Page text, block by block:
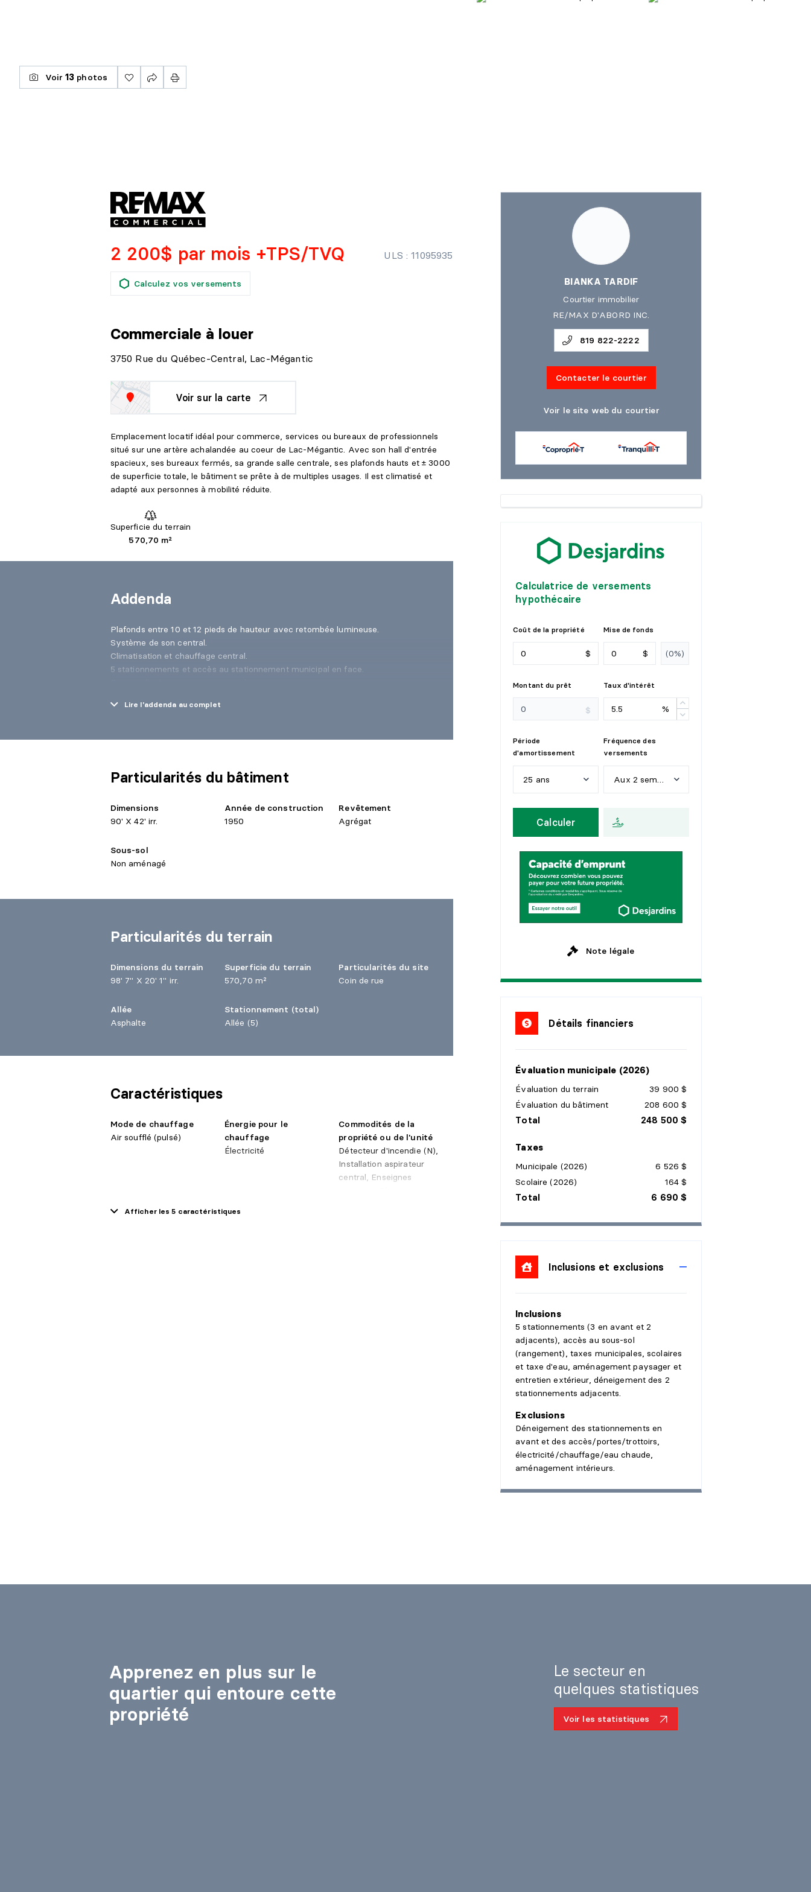
Voir 13 photos
2 200$ par mois +TPS/TVQ
Calculez vos versements
ULS : 11095935
Commerciale à louer
3750 Rue du Québec-Central, Lac-Mégantic
Voir sur la carte
Emplacement locatif idéal pour commerce, services ou bureaux de professionnels
situé sur une artère achalandée au coeur de Lac-Mégantic. Avec son hall d'entrée
spacieux, ses bureaux fermés, sa grande salle centrale, ses plafonds hauts et ± 3000
de superficie totale, le bâtiment se prête à de multiples usages. Il est climatisé et
adapté aux personnes à mobilité réduite.
Superficie du terrain
570,70 m²
Addenda
Plafonds entre 10 et 12 pieds de hauteur avec retombée lumineuse.
Système de son central.
Climatisation et chauffage central.
5 stationnements et accès au stationnement municipal en face.
2 salles d'eau.
Lire l'addenda au complet
Particularités du bâtiment
Dimensions
90' X 42' irr.
Année de construction
1950
Revêtement
Agrégat
Sous-sol
Non aménagé
Particularités du terrain
Dimensions du terrain
98' 7" X 20' 1" irr.
Superficie du terrain
570,70 m²
Particularités du site
Coin de rue
Allée
Asphalte
Stationnement (total)
Allée (5)
Caractéristiques
Mode de chauffage
Air soufflé (pulsé)
Énergie pour le
chauffage
Électricité
Commodités de la
propriété ou de l'unité
Détecteur d'incendie (N),
Installation aspirateur
central, Enseignes
Afficher les 5 caractéristiques
BIANKA TARDIF
Courtier immobilier
RE/MAX D'ABORD INC.
819 822-2222
Contacter le courtier
Voir le site web du courtier
Calculatrice de versements
hypothécaire
Coût de la propriété
$
Mise de fonds
$
Montant du prêt
$
Taux d'intérêt
%
Période
d'amortissement
25 ans
5 ans
15
20 ans
25 ans
Fréquence des
versements
Aux 2 semaines
M
Calculer
Note légale
Détails financiers
Évaluation municipale (2026)
Évaluation du terrain
39 900 $
Évaluation du bâtiment
208 600 $
Total 248 500 $
Taxes
Municipale (2026)
6 526 $
Scolaire (2026)
164 $
Total 6 690 $
Inclusions et exclusions
Inclusions
5 stationnements (3 en avant et 2
adjacents), accès au sous-sol
(rangement), taxes municipales, scolaires
et taxe d'eau, aménagement paysager et
entretien extérieur, déneigement des 2
stationnements adjacents.
Exclusions
Déneigement des stationnements en
avant et des accès/portes/trottoirs,
électricité/chauffage/eau chaude,
aménagement intérieurs.
Apprenez en plus sur le
quartier qui entoure cette
propriété
Le secteur en
quelques statistiques
Voir les statistiques